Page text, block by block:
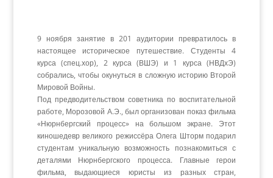
9 ноября занятие в 201 аудитории превратилось в
настоящее историческое путешествие. Студенты 4
курса (спец.хор), 2 курса (ВШЭ) и 1 курса (НВДхЭ)
собрались, чтобы окунуться в сложную историю Второй
Мировой Войны.
Под предводительством советника по воспитательной
работе, Морозовой А.Э., был организован показ фильма
«Нюрнбергский процесс» на большом экране. Этот
киношедевр великого режиссёра Олега Шторм подарил
студентам уникальную возможность познакомиться с
деталями Нюрнбергского процесса. Главные герои
фильма, выдающиеся юристы из разных стран,